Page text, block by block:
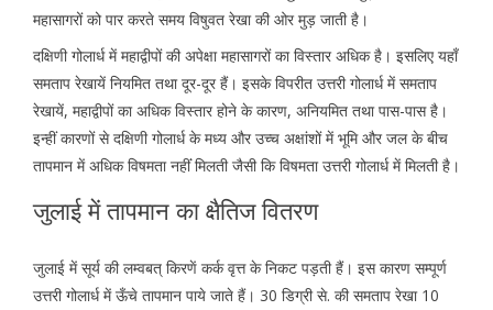
महासागरों को पार करते समय विषुवत रेखा की ओर मुड़ जाती है।
दक्षिणी गोलार्ध में महाद्वीपों की अपेक्षा महासागरों का विस्तार अधिक है। इसलिए यहाँ
समताप रेखायें नियमित तथा दूर-दूर हैं। इसके विपरीत उत्तरी गोलार्ध में समताप
रेखायें, महाद्वीपों का अधिक विस्तार होने के कारण, अनियमित तथा पास-पास है।
इन्हीं कारणों से दक्षिणी गोलार्ध के मध्य और उच्च अक्षांशों में भूमि और जल के बीच
तापमान में अधिक विषमता नहींं मिलती जैसी कि विषमता उत्तरी गोलार्ध में मिलती है।
जुलाई में तापमान का क्षैतिज वितरण
जुलाई में सूर्य की लम्वबत् किरणें कर्क वृत्त के निकट पड़ती हैं। इस कारण सम्पूर्ण
उत्तरी गोलार्ध में ऊँचे तापमान पाये जाते हैं। 30 डिग्री से. की समताप रेखा 10